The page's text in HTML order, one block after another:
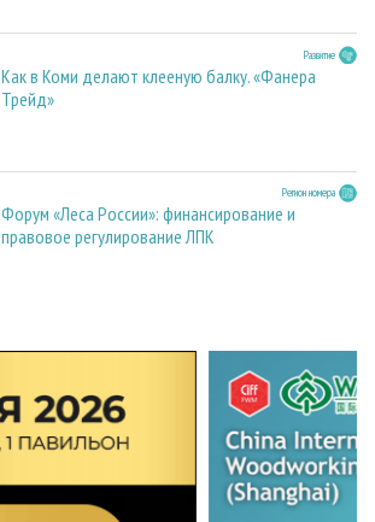
Развитие
Как в Коми делают клееную балку. «Фанера
Трейд»
Регион номера
Форум «Леса России»: финансирование и
правовое регулирование ЛПК